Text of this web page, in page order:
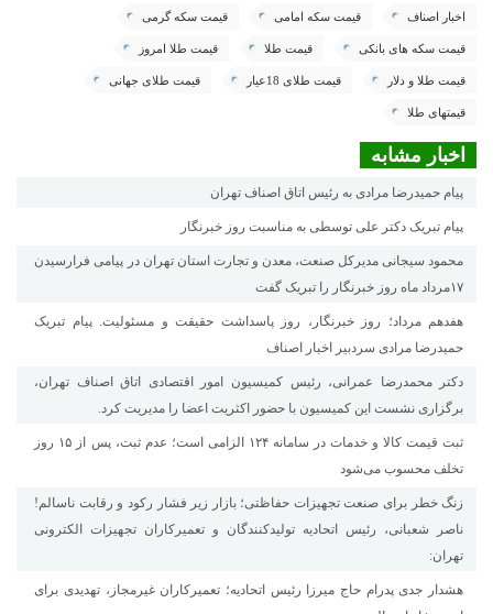
اخبار اصناف قیمت سکه امامی قیمت سکه گرمی
قیمت سکه های بانکی قیمت طلا قیمت طلا امروز
قیمت طلا و دلار قیمت طلای 18عیار قیمت طلای جهانی
قیمتهای طلا
اخبار مشابه
پیام حمیدرضا مرادی به رئیس اتاق اصناف تهران
پیام تبریک دکتر علی توسطی به مناسبت روز خبرنگار
محمود سیجانی مدیرکل صنعت، معدن و تجارت استان تهران در پیامی فرارسیدن
۱۷مرداد ماه روز خبرنگار را تبریک گفت
هفدهم مرداد؛ روز خبرنگار، روز پاسداشت حقیقت و مسئولیت. پیام تبریک
حمیدرضا مرادی سردبیر اخبار اصناف
دکتر محمدرضا عمرانی، رئیس کمیسیون امور اقتصادی اتاق اصناف تهران،
برگزاری نشست این کمیسیون با حضور اکثریت اعضا را مدیریت کرد.
ثبت قیمت کالا و خدمات در سامانه ۱۲۴ الزامی است؛ عدم ثبت، پس از ۱۵ روز
تخلف محسوب می‌شود
زنگ خطر برای صنعت تجهیزات حفاظتی؛ بازار زیر فشار رکود و رقابت ناسالم!
ناصر شعبانی، رئیس اتحادیه تولیدکنندگان و تعمیرکاران تجهیزات الکترونی
تهران:
هشدار جدی پدرام حاج میرزا رئیس اتحادیه؛ تعمیرکاران غیرمجاز، تهدیدی برای